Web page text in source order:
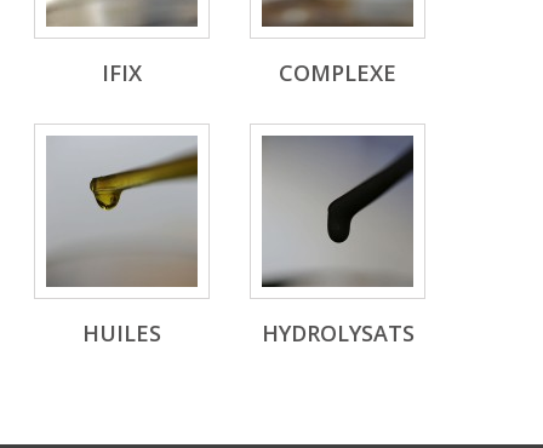
IFIX COMPLEXE
HUILES HYDROLYSATS